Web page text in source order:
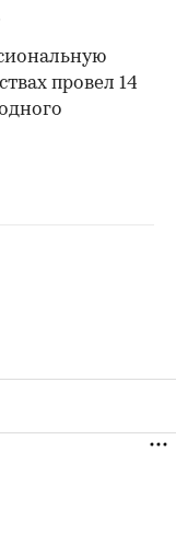
провел 14